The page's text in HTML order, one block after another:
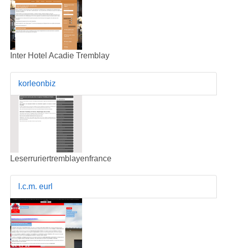
Inter Hotel Acadie Tremblay
korleonbiz
Leserruriertremblayenfrance
l.c.m. eurl